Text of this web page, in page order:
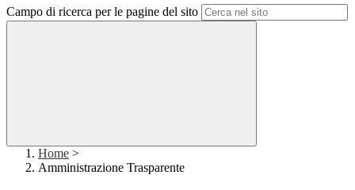
Campo di ricerca per le pagine del sito
Home >
Amministrazione Trasparente